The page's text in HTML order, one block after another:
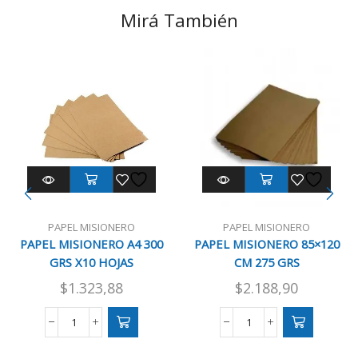
Mirá También
PAPEL MISIONERO
PAPEL MISIONERO A4 300
GRS X10 HOJAS
$1.323,88
PAPEL
PAPEL MISIONERO
PAPEL MISIONERO 85×120
CM 275 GRS
$2.188,90
PAPEL